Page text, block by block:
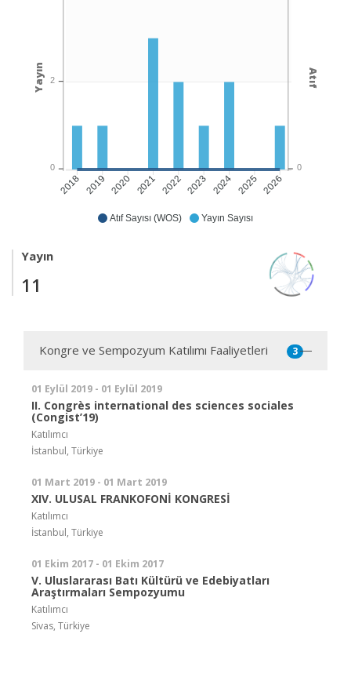
Atıf Sayısı (WOS) Yayın Sayısı
2018 2019 2020 2021 2022 2023 2024 2025 2026
0
Atıf
2
0
Yayın
Yayın
11
Kongre ve Sempozyum Katılımı Faaliyetleri 3
01 Eylül 2019 - 01 Eylül 2019
II. Congrès international des sciences sociales
(Congist’19)
Katılımcı
İstanbul, Türkiye
01 Mart 2019 - 01 Mart 2019
XIV. ULUSAL FRANKOFONİ KONGRESİ
Katılımcı
İstanbul, Türkiye
01 Ekim 2017 - 01 Ekim 2017
V. Uluslararası Batı Kültürü ve Edebiyatları
Araştırmaları Sempozyumu
Katılımcı
Sivas, Türkiye